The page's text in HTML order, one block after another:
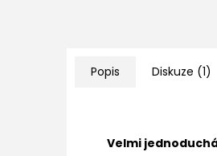
Popis Diskuze (1)
Velmi